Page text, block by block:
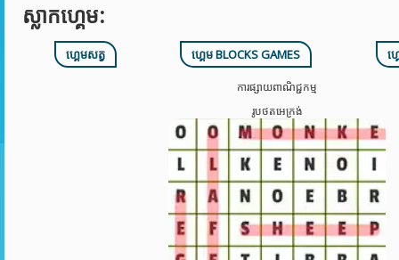
ស្លាកហ្គេម:
ហ្គេមសត្វ ហ្គេម BLOCKS GAMES ហ្
ការផ្សាយពាណិជ្ជកម្ម
រូបថតអេក្រង់